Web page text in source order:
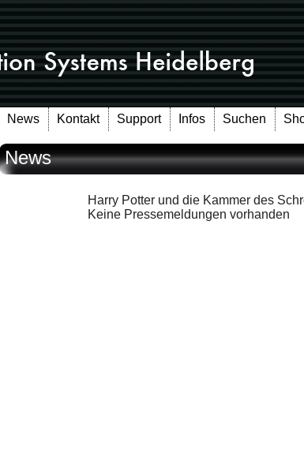
News Kontakt Support Infos Suchen
News
Harry Potter und die Kammer des
Keine Pressemeldungen vorhanden